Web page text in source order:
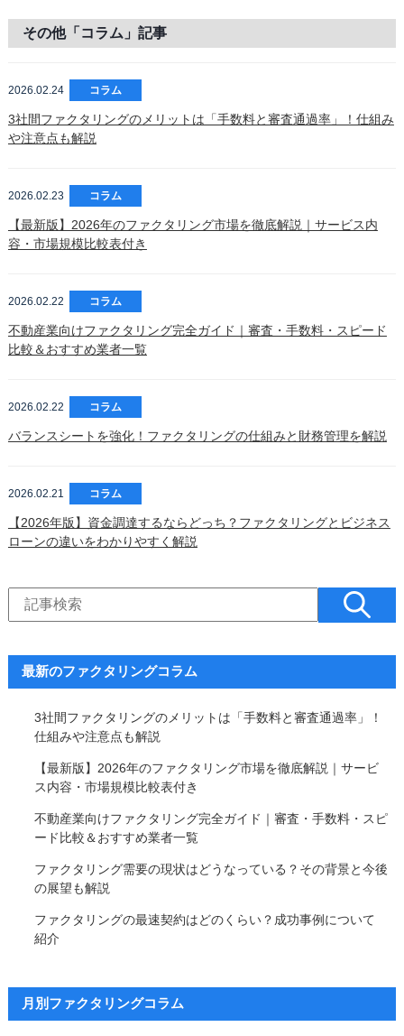
その他「コラム」記事
2026.02.24 コラム
3社間ファクタリングのメリットは「手数料と審査通過率」！仕組み
や注意点も解説
2026.02.23 コラム
【最新版】2026年のファクタリング市場を徹底解説｜サービス内
容・市場規模比較表付き
2026.02.22 コラム
不動産業向けファクタリング完全ガイド｜審査・手数料・スピード
比較＆おすすめ業者一覧
2026.02.22 コラム
バランスシートを強化！ファクタリングの仕組みと財務管理を解説
2026.02.21 コラム
【2026年版】資金調達するならどっち？ファクタリングとビジネス
ローンの違いをわかりやすく解説
最新のファクタリングコラム
3社間ファクタリングのメリットは「手数料と審査通過率」！
仕組みや注意点も解説
【最新版】2026年のファクタリング市場を徹底解説｜サービ
ス内容・市場規模比較表付き
不動産業向けファクタリング完全ガイド｜審査・手数料・スピ
ード比較＆おすすめ業者一覧
ファクタリング需要の現状はどうなっている？その背景と今後
の展望も解説
ファクタリングの最速契約はどのくらい？成功事例について
紹介
月別ファクタリングコラム